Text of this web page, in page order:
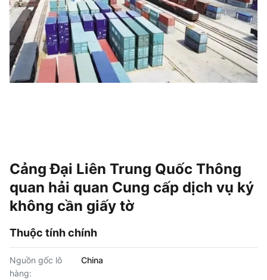
Cảng Đại Liên Trung Quốc Thông
quan hải quan Cung cấp dịch vụ ký
không cần giấy tờ
Thuộc tính chính
Nguồn gốc lô
hàng:
China